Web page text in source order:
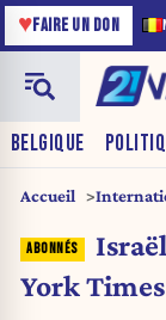
♥FAIRE UN DON
BELGIQUE
Accueil
York